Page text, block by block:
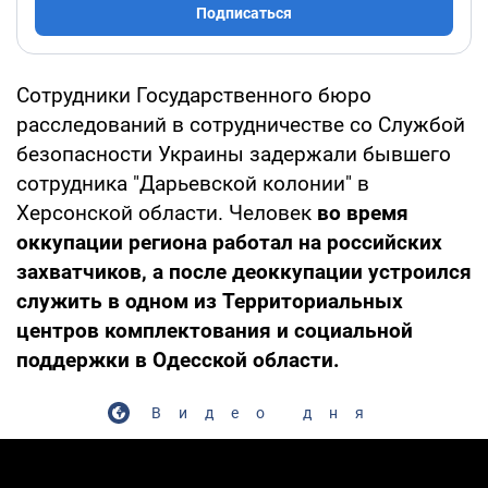
Подписаться
Сотрудники Государственного бюро
расследований в сотрудничестве со Службой
безопасности Украины задержали бывшего
сотрудника "Дарьевской колонии" в
Херсонской области. Человек во время
оккупации региона работал на российских
захватчиков, а после деоккупации устроился
служить в одном из Территориальных
центров комплектования и социальной
поддержки в Одесской области.
Видео дня